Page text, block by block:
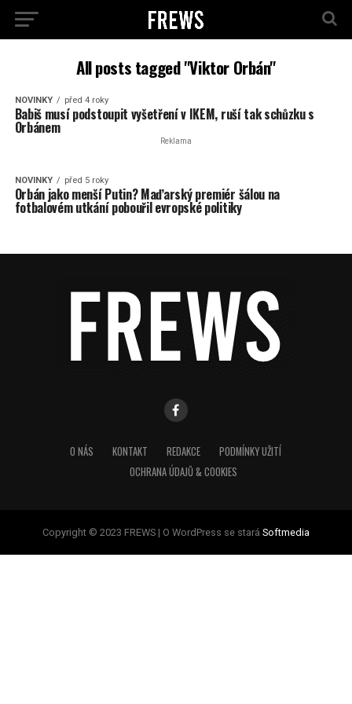
All posts tagged "Viktor Orbán"
NOVINKY před 4 roky
Babiš musí podstoupit vyšetření v IKEM, ruší tak schůzku s
Orbánem
Reklama
NOVINKY před 5 roky
Orbán jako menší Putin? Maďarský premiér šálou na
fotbalovém utkání pobouřil evropské politiky
O NÁS KONTAKT REDAKCE
PODMÍNKY UŽITÍ
OCHRANA ÚDAJŮ & COOKIES
Copyright © 2023 FREWS | O WordPress se stará Softmedia